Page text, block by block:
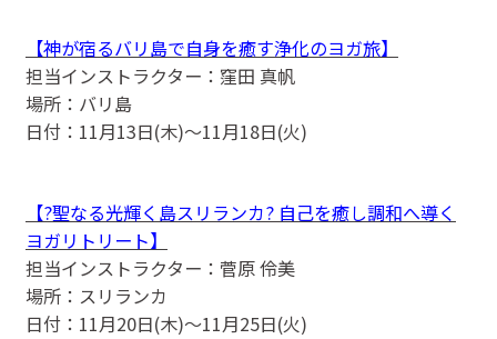
【神が宿るバリ島で自身を癒す浄化のヨガ旅】
担当インストラクター：窪田 真帆
場所：バリ島
日付：11月13日(木)〜11月18日(火)
【?聖なる光輝く島スリランカ? 自己を癒し調和へ導く
ヨガリトリート】
担当インストラクター：菅原 伶美
場所：スリランカ
日付：11月20日(木)〜11月25日(火)